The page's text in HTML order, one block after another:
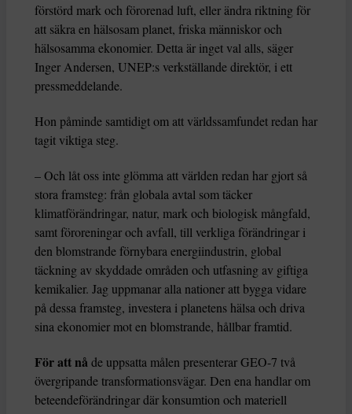
förstörd mark och förorenad luft, eller ändra riktning för
att säkra en hälsosam planet, friska människor och
hälsosamma ekonomier. Detta är inget val alls, säger
Inger Andersen, UNEP:s verkställande direktör, i ett
pressmeddelande.
Hon påminde samtidigt om att världssamfundet redan har
tagit viktiga steg.
– Och låt oss inte glömma att världen redan har gjort så
stora framsteg: från globala avtal som täcker
klimatförändringar, natur, mark och biologisk mångfald,
samt föroreningar och avfall, till verkliga förändringar i
den blomstrande förnybara energiindustrin, global
täckning av skyddade områden och utfasning av giftiga
kemikalier. Jag uppmanar alla nationer att bygga vidare
på dessa framsteg, investera i planetens hälsa och driva
sina ekonomier mot en blomstrande, hållbar framtid.
För att nåde uppsatta målen presenterar GEO-7 två
övergripande transformationsvägar. Den ena handlar om
beteendeförändringar där konsumtion och materiell